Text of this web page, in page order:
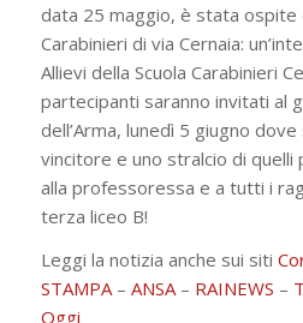
data 25 maggio, è stata ospite
Carabinieri di via Cernaia:
Allievi della Scuola Carabinieri
partecipanti saranno invitati al
dell’Arma, lunedì 5 giugno
vincitore e uno stralcio di quelli
alla professoressa e a tutti i
terza liceo B!
Leggi la notizia anche sui siti
STAMPA– ANSA– RAINEWS –
Oggi